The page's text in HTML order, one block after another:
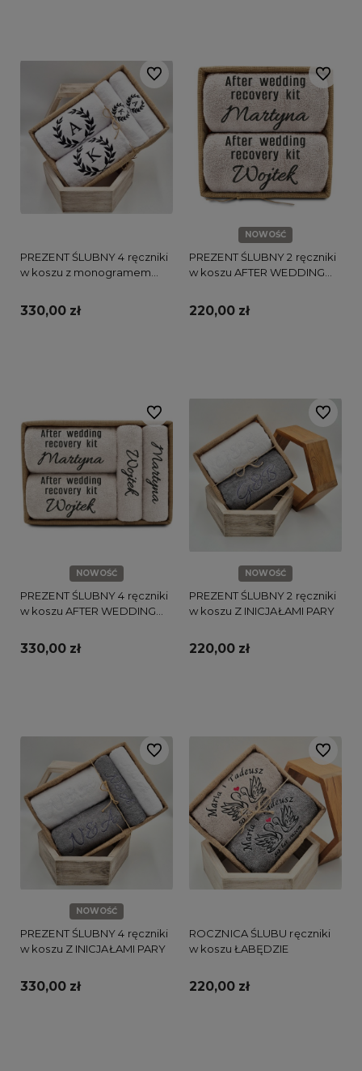
PREZENT ŚLUBNY 4 ręczniki
w koszu z monogramem
330,00 zł
Do ulubionych
NOWOŚĆ
PREZENT ŚLUBNY 2 ręczniki
w koszu AFTER WEDDING
220,00 zł
Do
NOWOŚĆ
PREZENT ŚLUBNY 4 ręczniki
w koszu AFTER WEDDING
330,00 zł
Do ulubionych
NOWOŚĆ
PREZENT ŚLUBNY 2 ręczniki
w koszu Z INICJAŁAMI PARY
220,00 zł
Do
NOWOŚĆ
PREZENT ŚLUBNY 4 ręczniki
w koszu Z INICJAŁAMI PARY
330,00 zł
Do ulubionych
ROCZNICA ŚLUBU ręczniki
w koszu ŁABĘDZIE
220,00 zł
Do